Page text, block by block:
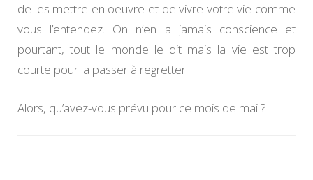
de les mettre en oeuvre et de vivre votre vie comme
vous l’entendez. On n’en a jamais conscience et
pourtant, tout le monde le dit mais la vie est trop
courte pour la passer à regretter.
Alors, qu’avez-vous prévu pour ce mois de mai ?